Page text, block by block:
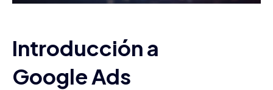
Introducción a
Google Ads